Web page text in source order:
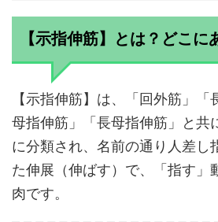
【示指伸筋】とは？どこに
【示指伸筋】は、「回外筋」
母指伸筋」「長母指伸筋」と共
に分類され、名前の通り人差し
た伸展（伸ばす）で、「指す」
肉です。